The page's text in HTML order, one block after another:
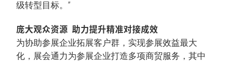
级转型目标。”
庞大观众资源 助力提升精准对接成效
为协助参展企业拓展客户群，实现参展效益最大
化，展会通力为参展企业打造多项商贸服务，其中